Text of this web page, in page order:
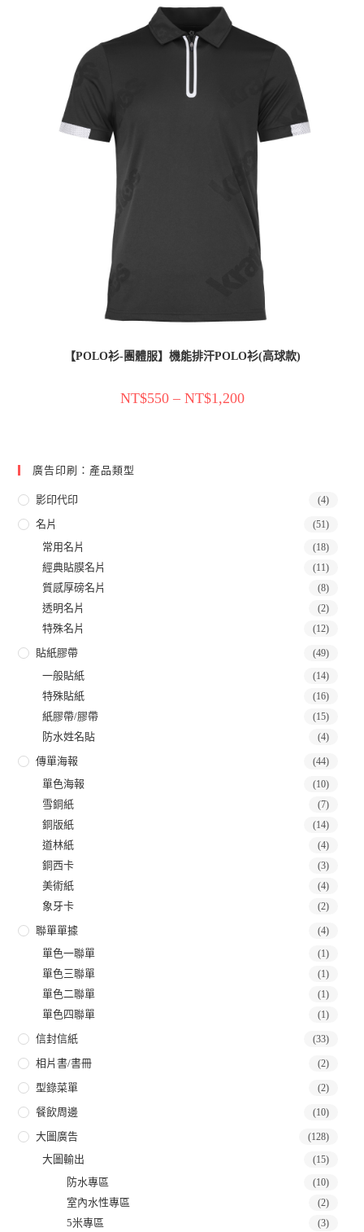
【POLO衫-團體服】機能排汗POLO衫(高球款)
NT$550– NT$1,200
廣告印刷：產品類型
影印代印 (4)
名片 (51)
常用名片 (18)
經典貼膜名片 (11)
質感厚磅名片 (8)
透明名片 (2)
特殊名片 (12)
貼紙膠帶 (49)
一般貼紙 (14)
特殊貼紙 (16)
紙膠帶/膠帶 (15)
防水姓名貼 (4)
傳單海報 (44)
單色海報 (10)
雪銅紙 (7)
銅版紙 (14)
道林紙 (4)
銅西卡 (3)
美術紙 (4)
象牙卡 (2)
聯單單據 (4)
單色一聯單 (1)
單色三聯單 (1)
單色二聯單 (1)
單色四聯單 (1)
信封信紙 (33)
相片書/書冊 (2)
型錄菜單 (2)
餐飲周邊 (10)
大圖廣告 (128)
大圖輸出 (15)
防水專區 (10)
室內水性專區 (2)
5米專區 (3)